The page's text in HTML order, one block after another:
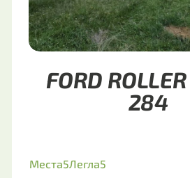
FORD
284
Места5Легла5